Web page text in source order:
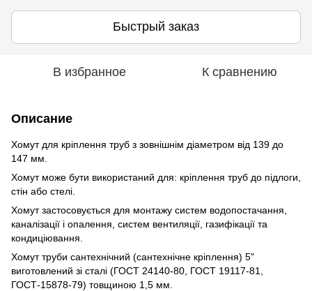
Быстрый заказ
В избранное К сравнению
Описание
Хомут для кріплення труб з зовнішнім діаметром від 139 до
147 мм.
Хомут може бути використаний для: кріплення труб до підлоги,
стін або стелі.
Хомут застосовується для монтажу систем водопостачання,
каналізації і опалення, систем вентиляції, газифікації та
кондиціювання.
Хомут труби сантехнічний (сантехнічне кріплення) 5"
виготовлений зі сталі (ГОСТ 24140-80, ГОСТ 19117-81,
ГОСТ-15878-79) товщиною 1,5 мм.